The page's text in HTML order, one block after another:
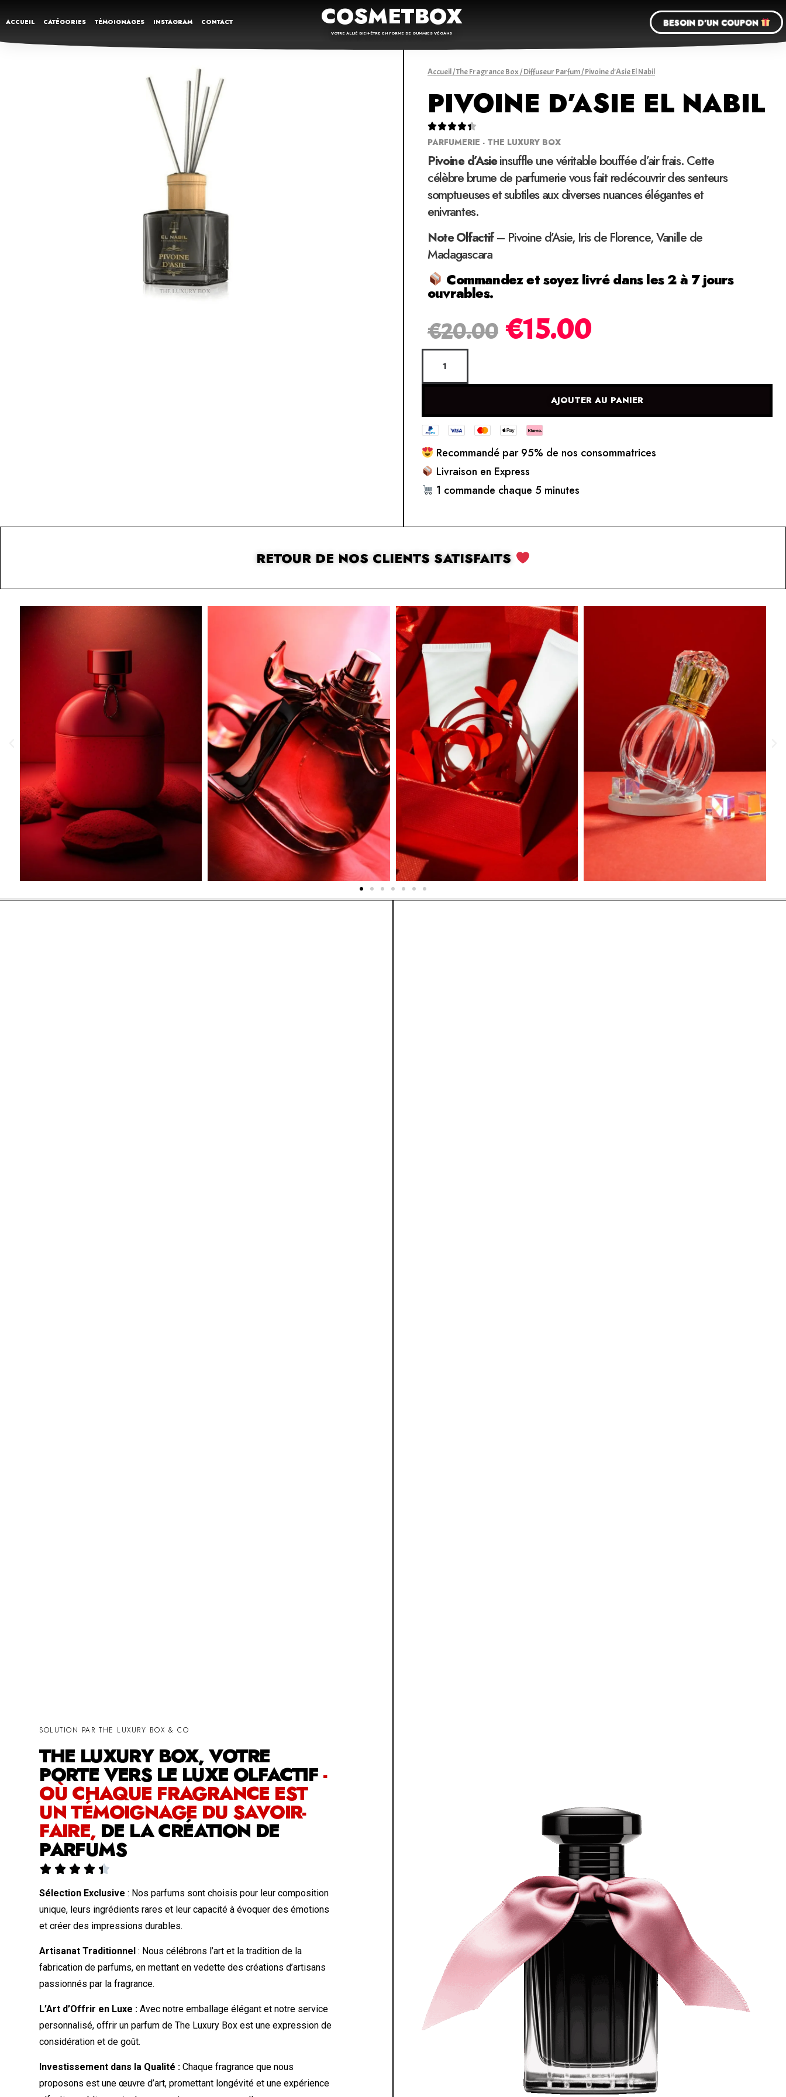
ACCUEIL CATÉGORIES TÉMOIGNAGES INSTAGRAM CONTACT COSMETBOX
VOTRE ALLIÉ BIEN-ÊTRE EN FORME DE GUMMIES VÉGANS
BESOIN D'UN COUPON
Accueil/The Fragrance Box/Diffuseur Parfum/ Pivoine d’Asie El Nabil
PIVOINE D’ASIE EL NABIL

PARFUMERIE - THE LUXURY BOX
Pivoine d’Asieinsuffle une véritable bouffée d’air frais. Cette
célèbre brume de parfumerie vous fait redécouvrir des senteurs
somptueuses et subtiles aux diverses nuances élégantes et
enivrantes.
Note Olfactif– Pivoine d’Asie, Iris de Florence, Vanille de
Madagascara
Commandez et soyez livré dans les 2 à 7 jours
ouvrables.
€20.00 €15.00
AJOUTER AU PANIER
Recommandé par 95% de nos consommatrices
Livraison en Express
1 commande chaque 5 minutes
RETOUR DE NOS CLIENTS SATISFAITS
SOLUTION PAR THE LUXURY BOX & CO
THE LUXURY BOX, VOTRE
PORTE VERS LE LUXE OLFACTIF-
OÙ CHAQUE FRAGRANCE EST
UN TÉMOIGNAGE DU SAVOIR-
FAIRE, DE LA CRÉATION DE
PARFUMS
    
Sélection Exclusive : Nos parfums sont choisis pour leur composition
unique, leurs ingrédients rares et leur capacité à évoquer des émotions
et créer des impressions durables.
Artisanat Traditionnel : Nous célébrons l’art et la tradition de la
fabrication de parfums, en mettant en vedette des créations d’artisans
passionnés par la fragrance.
L’Art d’Offrir en Luxe : Avec notre emballage élégant et notre service
personnalisé, offrir un parfum de The Luxury Box est une expression de
considération et de goût.
Investissement dans la Qualité : Chaque fragrance que nous
proposons est une œuvre d’art, promettant longévité et une expérience